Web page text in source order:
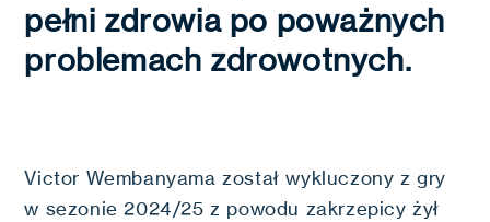
pełni zdrowia po poważnych
problemach zdrowotnych.
Victor Wembanyama został wykluczony z gry
w sezonie 2024/25 z powodu zakrzepicy żył